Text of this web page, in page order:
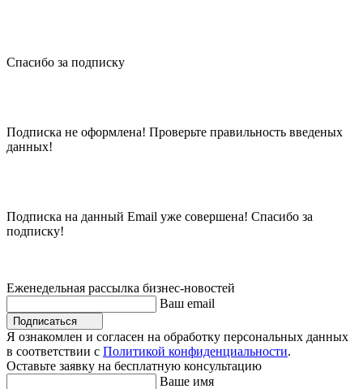
Спасибо за подписку
Подписка не оформлена! Проверьте правильность введеных
данных!
Подписка на данный Email уже совершена! Спасибо за
подписку!
Еженедельная рассылка бизнес-новостей
Ваш email
Подписаться
Я ознакомлен и согласен на обработку персональных данных
в соответствии с Политикой конфиденциальности.
Оставьте заявку на бесплатную консультацию
Ваше имя